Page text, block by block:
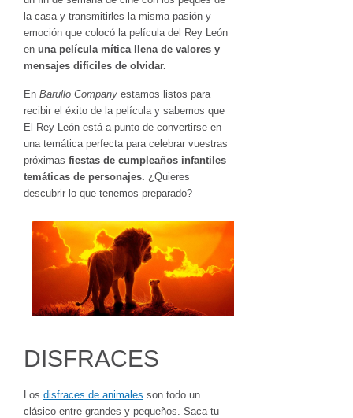
la casa y transmitirles la misma pasión y
emoción que colocó la película del Rey León
en una película mítica llena de valores y
mensajes difíciles de olvidar.
En Barullo Company estamos listos para
recibir el éxito de la película y sabemos que
El Rey León está a punto de convertirse en
una temática perfecta para celebrar vuestras
próximas fiestas de cumpleaños infantiles
temáticas de personajes. ¿Quieres
descubrir lo que tenemos preparado?
DISFRACES
Los disfraces de animales son todo un
clásico entre grandes y pequeños. Saca tu